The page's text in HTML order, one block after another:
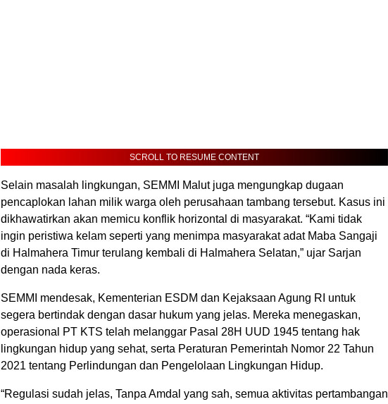
SCROLL TO RESUME CONTENT
Selain masalah lingkungan, SEMMI Malut juga mengungkap dugaan
pencaplokan lahan milik warga oleh perusahaan tambang tersebut. Kasus ini
dikhawatirkan akan memicu konflik horizontal di masyarakat. “Kami tidak
ingin peristiwa kelam seperti yang menimpa masyarakat adat Maba Sangaji
di Halmahera Timur terulang kembali di Halmahera Selatan,” ujar Sarjan
dengan nada keras.
SEMMI mendesak, Kementerian ESDM dan Kejaksaan Agung RI untuk
segera bertindak dengan dasar hukum yang jelas. Mereka menegaskan,
operasional PT KTS telah melanggar Pasal 28H UUD 1945 tentang hak
lingkungan hidup yang sehat, serta Peraturan Pemerintah Nomor 22 Tahun
2021 tentang Perlindungan dan Pengelolaan Lingkungan Hidup.
“Regulasi sudah jelas, Tanpa Amdal yang sah, semua aktivitas pertambangan